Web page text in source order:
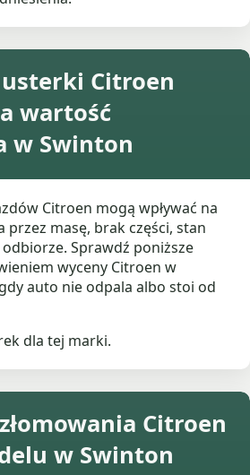
Citroen
wartość
w Swinton
Citroen mogą wpływać na
przez masę, brak części, stan
Sprawdź poniższe
wyceny Citroen w
auto nie odpala albo stoi od
dla tej marki.
Citroen
w Swinton